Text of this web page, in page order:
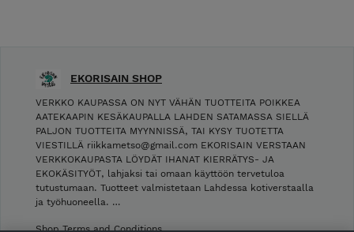
EKORISAIN SHOP
VERKKO KAUPASSA ON NYT VÄHÄN TUOTTEITA POIKKEA
AATEKAAPIN KESÄKAUPALLA LAHDEN SATAMASSA SIELLÄ
PALJON TUOTTEITA MYYNNISSÄ, TAI KYSY TUOTETTA
VIESTILLÄ riikkametso@gmail.com EKORISAIN VERSTAAN
VERKKOKAUPASTA LÖYDÄT IHANAT KIERRÄTYS- JA
EKOKÄSITYÖT, lahjaksi tai omaan käyttöön tervetuloa
tutustumaan. Tuotteet valmistetaan Lahdessa kotiverstaalla
ja työhuoneella. …
Shop Terms and Conditions